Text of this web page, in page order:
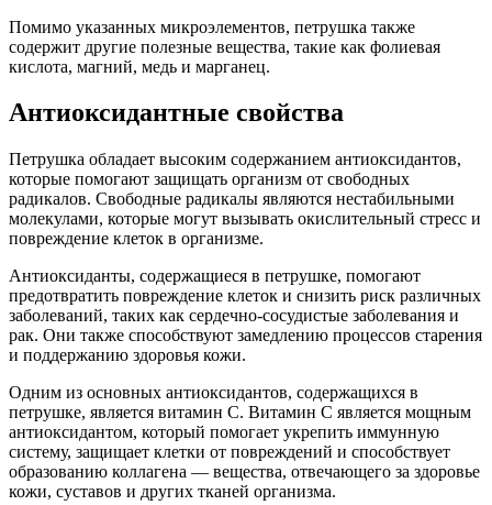
Помимо указанных микроэлементов, петрушка также
содержит другие полезные вещества, такие как фолиевая
кислота, магний, медь и марганец.
Антиоксидантные свойства
Петрушка обладает высоким содержанием антиоксидантов,
которые помогают защищать организм от свободных
радикалов. Свободные радикалы являются нестабильными
молекулами, которые могут вызывать окислительный стресс и
повреждение клеток в организме.
Антиоксиданты, содержащиеся в петрушке, помогают
предотвратить повреждение клеток и снизить риск различных
заболеваний, таких как сердечно-сосудистые заболевания и
рак. Они также способствуют замедлению процессов старения
и поддержанию здоровья кожи.
Одним из основных антиоксидантов, содержащихся в
петрушке, является витамин С. Витамин С является мощным
антиоксидантом, который помогает укрепить иммунную
систему, защищает клетки от повреждений и способствует
образованию коллагена — вещества, отвечающего за здоровье
кожи, суставов и других тканей организма.